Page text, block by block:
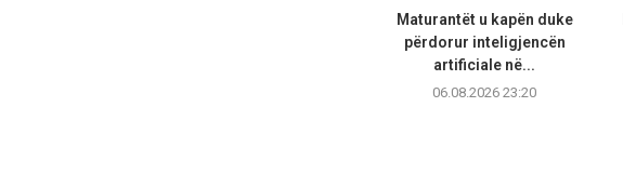
Maturantët u kapën duke
përdorur inteligjencën
artificiale në...
06.08.2026 23:20